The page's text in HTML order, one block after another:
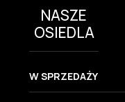
NASZE
OSIEDLA
W SPRZEDAŻY